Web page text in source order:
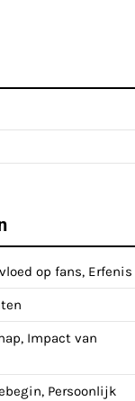
op fans, Erfenis
Impact van
Persoonlijk